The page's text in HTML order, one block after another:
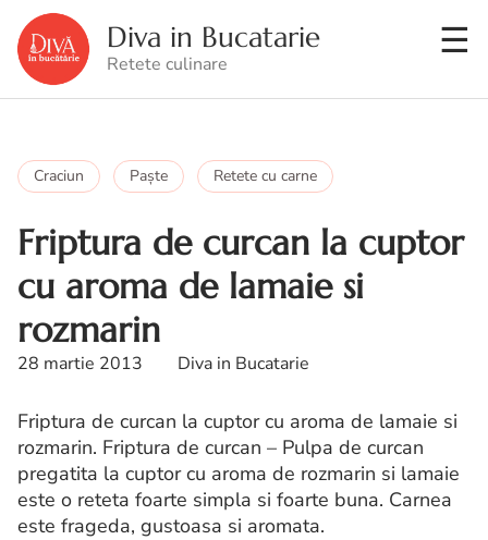
Diva in Bucatarie
Retete culinare
Craciun Paşte Retete cu carne
Friptura de curcan la cuptor
cu aroma de lamaie si
rozmarin
28 martie 2013 Diva in Bucatarie
Friptura de curcan la cuptor cu aroma de lamaie si
rozmarin. Friptura de curcan – Pulpa de curcan
pregatita la cuptor cu aroma de rozmarin si lamaie
este o reteta foarte simpla si foarte buna. Carnea
este frageda, gustoasa si aromata.